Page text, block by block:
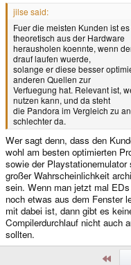
jilse said:
Fuer die meisten Kunden ist
theoretisch aus der Hardware
herausholen koennte, wenn
drauf laufen wuerde,
solange er diese besser
anderen Quellen zur
Verfuegung hat. Relevant ist,
nutzen kann, und da steht
die Pandora im Vergleich zu
schlechter da.
Wer sagt denn, dass den
wohl am besten optimierten
sowie der
großer Wahrscheinlichkeit
sein. Wenn man jetzt mal
noch etwas aus dem Fenster
mit dabei ist, dann gibt es
Compilerdurchlauf nicht auch
sollten.